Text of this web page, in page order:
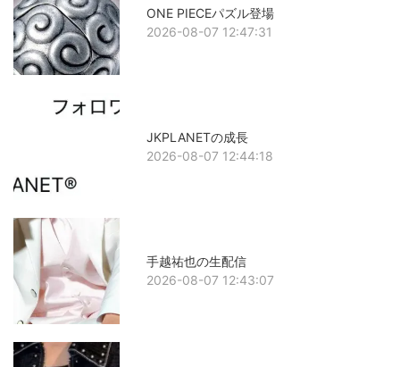
ONE PIECEパズル登場
2026-08-07 12:47:31
JKPLANETの成長
2026-08-07 12:44:18
手越祐也の生配信
2026-08-07 12:43:07